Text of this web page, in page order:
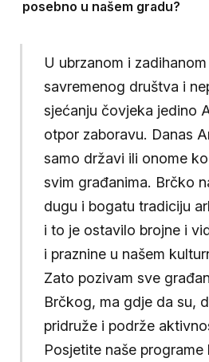
posebno u našem gradu?
U ubrzanom i
savremenog društva i
sjećanju čovjeka jedino
otpor zaboravu. Danas
samo državi ili onome
svim građanima. Brčko
dugu i bogatu tradiciju
i to je ostavilo brojne i
i praznine u našem
Zato pozivam sve
Brčkog, ma gdje da su,
pridruže i podrže
Posjetite naše programe